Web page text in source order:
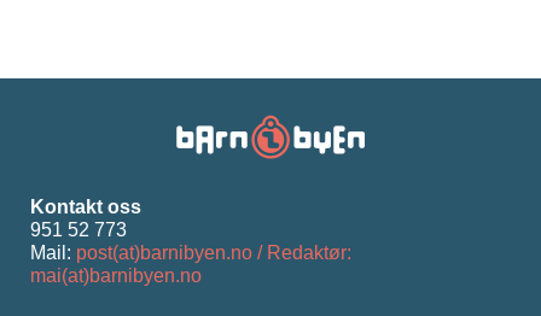
Kontakt oss
951 52 773
Mail: post(at)barnibyen.no / Redaktør:
mai(at)barnibyen.no